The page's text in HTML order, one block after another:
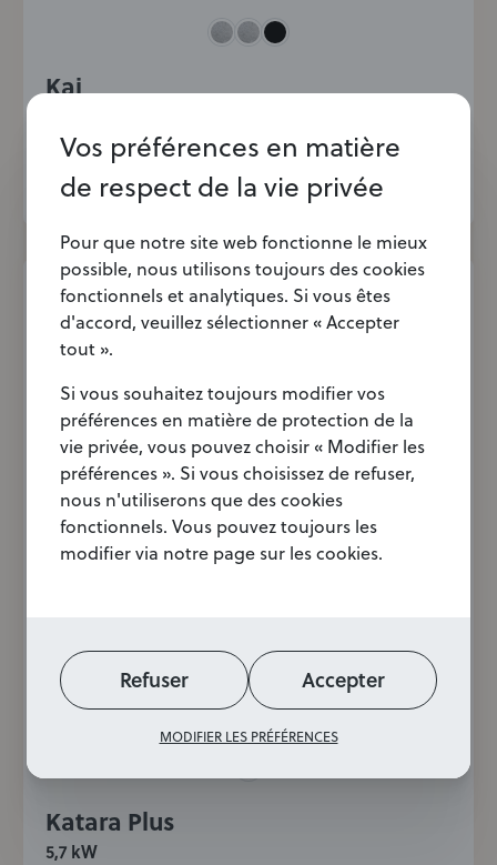
Kai
Un design moderne, une vue panoramique sur
le feu et une facilité d'utilisation optimale
Katara Plus
5,7 kW
Vos préférences en matière
de respect de la vie privée
Pour que notre site web fonctionne le mieux
possible, nous utilisons toujours des cookies
fonctionnels et analytiques. Si vous êtes
d'accord, veuillez sélectionner « Accepter
tout ».
Si vous souhaitez toujours modifier vos
préférences en matière de protection de la
vie privée, vous pouvez choisir « Modifier les
préférences ». Si vous choisissez de refuser,
nous n'utiliserons que des cookies
fonctionnels. Vous pouvez toujours les
modifier via notre page sur les cookies.
Refuser Accepter
MODIFIER LES PRÉFÉRENCES